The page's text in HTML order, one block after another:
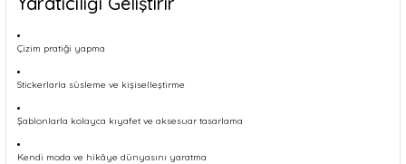
Çizim pratiği yapma
Stickerlarla süsleme ve kişiselleştirme
Şablonlarla kolayca kıyafet ve aksesuar tasarlama
Kendi moda ve hikâye dünyasını yaratma